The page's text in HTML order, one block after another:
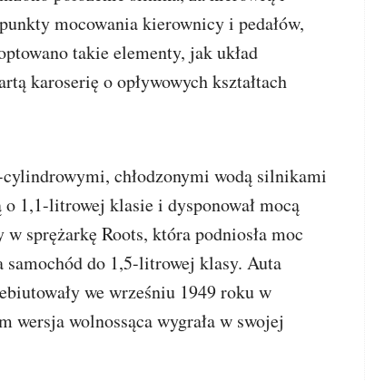
mocowania kierownicy i pedałów,
takie elementy, jak układ
karoserię o opływowych kształtach
cylindrowymi, chłodzonymi wodą silnikami
1,1-litrowej klasie i dysponował mocą
sprężarkę Roots, która podniosła moc
samochód do 1,5-litrowej klasy. Auta
we wrześniu 1949 roku w
wolnossąca wygrała w swojej